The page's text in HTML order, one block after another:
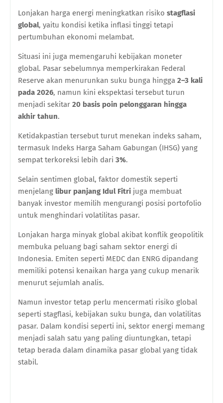
Lonjakan harga energi meningkatkan risiko stagflasi
global, yaitu kondisi ketika inflasi tinggi tetapi
pertumbuhan ekonomi melambat.
Situasi ini juga memengaruhi kebijakan moneter
global. Pasar sebelumnya memperkirakan Federal
Reserve akan menurunkan suku bunga hingga 2–3 kali
pada 2026, namun kini ekspektasi tersebut turun
menjadi sekitar 20 basis poin pelonggaran hingga
akhir tahun.
Ketidakpastian tersebut turut menekan indeks saham,
termasuk Indeks Harga Saham Gabungan (IHSG) yang
sempat terkoreksi lebih dari 3%.
Selain sentimen global, faktor domestik seperti
menjelang libur panjang Idul Fitri juga membuat
banyak investor memilih mengurangi posisi portofolio
untuk menghindari volatilitas pasar.
Lonjakan harga minyak global akibat konflik geopolitik
membuka peluang bagi saham sektor energi di
Indonesia. Emiten seperti MEDC dan ENRG dipandang
memiliki potensi kenaikan harga yang cukup menarik
menurut sejumlah analis.
Namun investor tetap perlu mencermati risiko global
seperti stagflasi, kebijakan suku bunga, dan volatilitas
pasar. Dalam kondisi seperti ini, sektor energi memang
menjadi salah satu yang paling diuntungkan, tetapi
tetap berada dalam dinamika pasar global yang tidak
stabil.